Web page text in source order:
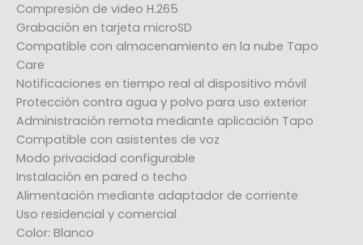
Compresión de video H.265
Grabación en tarjeta microSD
Compatible con almacenamiento en la nube Tapo
Care
Notificaciones en tiempo real al dispositivo móvil
Protección contra agua y polvo para uso exterior
Administración remota mediante aplicación Tapo
Compatible con asistentes de voz
Modo privacidad configurable
Instalación en pared o techo
Alimentación mediante adaptador de corriente
Uso residencial y comercial
Color: Blanco